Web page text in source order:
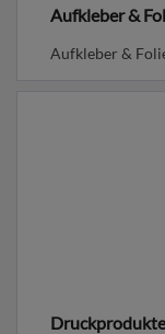
Aufkleber &
Aufkleber &